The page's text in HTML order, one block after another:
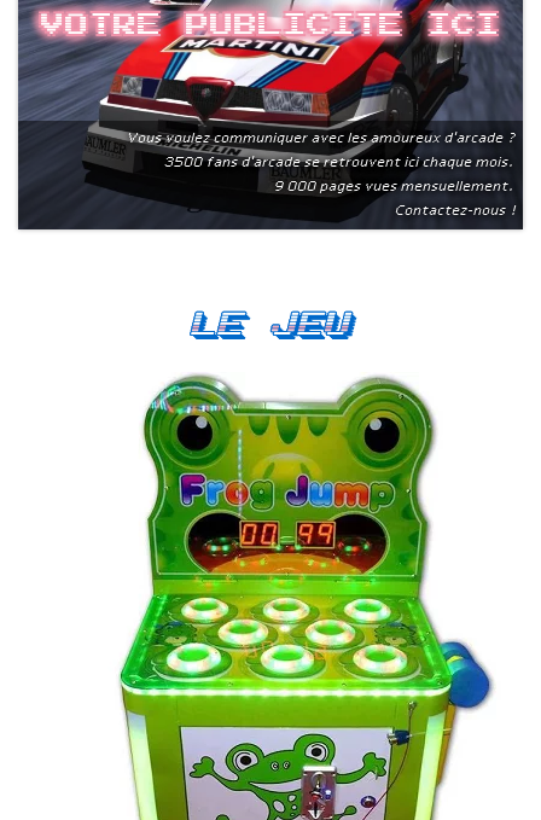
Votre publicite ici
Vous voulez communiquer avec les amoureux d'arcade ?
3500 fans d'arcade se retrouvent ici chaque mois.
9 000 pages vues mensuellement.
Contactez-nous !
Le Jeu